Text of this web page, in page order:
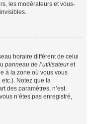
les modérateurs et vous-
horaire différent de celui
panneau de l’utilisateuret
à la zone où vous vous
etc.). Notez que la
des paramètres, n’est
n’êtes pas enregistré,